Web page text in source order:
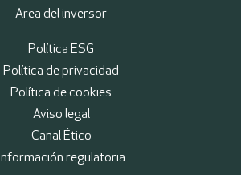
Area del inversor
Política ESG
Política de privacidad
Política de cookies
Aviso legal
Canal Ético
Información regulatoria